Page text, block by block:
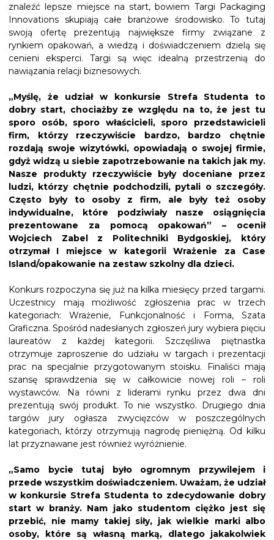
znaleźć lepsze miejsce na start, bowiem Targi Packaging
Innovations skupiają całe branżowe środowisko. To tutaj
swoją ofertę prezentują największe firmy związane z
rynkiem opakowań, a wiedzą i doświadczeniem dzielą się
cenieni eksperci. Targi są więc idealną przestrzenią do
nawiązania relacji biznesowych.
„Myślę, że udział w konkursie Strefa Studenta to
dobry start, chociażby ze względu na to, że jest tu
sporo osób, sporo właścicieli, sporo przedstawicieli
firm, którzy rzeczywiście bardzo, bardzo chętnie
rozdają swoje wizytówki, opowiadają o swojej firmie,
gdyż widzą u siebie zapotrzebowanie na takich jak my.
Nasze produkty rzeczywiście były doceniane przez
ludzi, którzy chętnie podchodzili, pytali o szczegóły.
Często były to osoby z firm, ale były też osoby
indywidualne, które podziwiały nasze osiągnięcia
prezentowane za pomocą opakowań” – ocenił
Wojciech Zabel z Politechniki Bydgoskiej, który
otrzymał I miejsce w kategorii Wrażenie za Case
Island/opakowanie na zestaw szkolny dla dzieci.
Konkurs rozpoczyna się już na kilka miesięcy przed targami.
Uczestnicy mają możliwość zgłoszenia prac w trzech
kategoriach: Wrażenie, Funkcjonalność i Forma, Szata
Graficzna. Spośród nadesłanych zgłoszeń jury wybiera pięciu
laureatów z każdej kategorii. Szczęśliwa piętnastka
otrzymuje zaproszenie do udziału w targach i prezentacji
prac na specjalnie przygotowanym stoisku. Finaliści mają
szansę sprawdzenia się w całkowicie nowej roli – roli
wystawców. Na równi z liderami rynku przez dwa dni
prezentują swój produkt. To nie wszystko. Drugiego dnia
targów jury ogłasza zwycięzców w poszczególnych
kategoriach, którzy otrzymują nagrodę pieniężną. Od kilku
lat przyznawane jest również wyróżnienie.
„Samo bycie tutaj było ogromnym przywilejem i
przede wszystkim doświadczeniem. Uważam, że udział
w konkursie Strefa Studenta to zdecydowanie dobry
start w branży. Nam jako studentom ciężko jest się
przebić, nie mamy takiej siły, jak wielkie marki albo
osoby, które są własną marką, dlatego jakakolwiek